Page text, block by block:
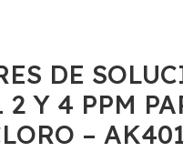
DE
Y 4 PPM
–